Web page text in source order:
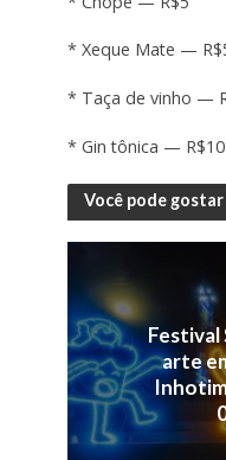
* Xeque Mate —
* Taça de vinho —
* Gin tônica — R$10
Você pode
Festival
arte